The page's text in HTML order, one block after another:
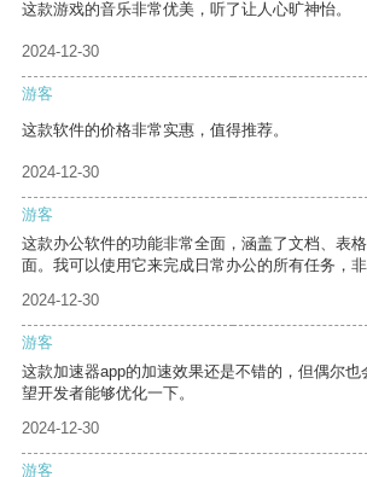
这款游戏的音乐非常优美，听了让人心旷神怡。
2024-12-30
游客
这款软件的价格非常实惠，值得推荐。
2024-12-30
游客
这款办公软件的功能非常全面，涵盖了文档、表
面。我可以使用它来完成日常办公的所有任务，非
2024-12-30
游客
这款加速器app的加速效果还是不错的，但偶尔
望开发者能够优化一下。
2024-12-30
游客